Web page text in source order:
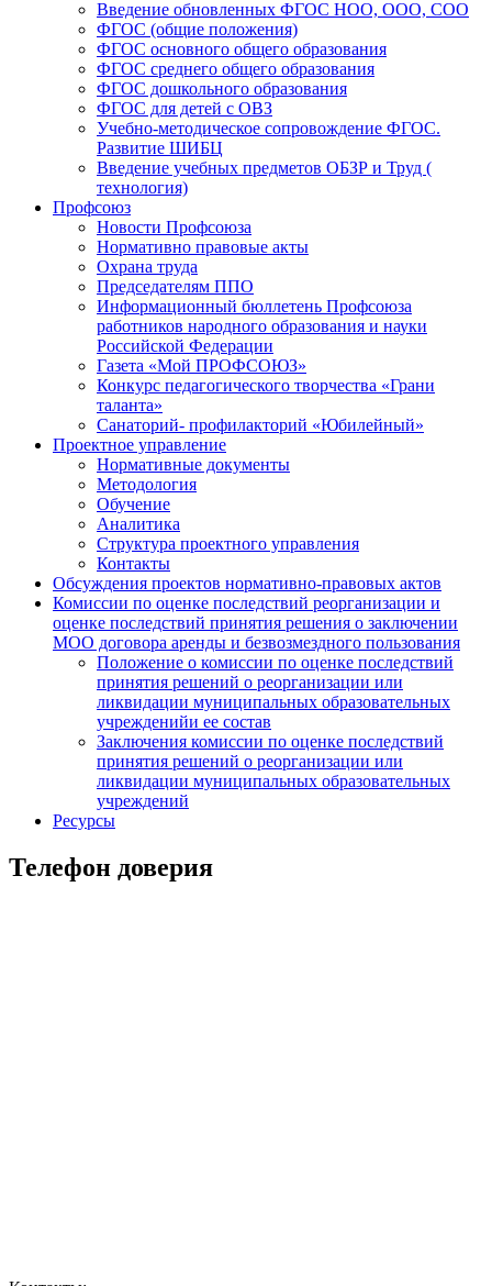
Введение обновленных ФГОС НОО, ООО, СОО
ФГОС (общие положения)
ФГОС основного общего образования
ФГОС среднего общего образования
ФГОС дошкольного образования
ФГОС для детей с ОВЗ
Учебно-методическое сопровождение ФГОС.
Развитие ШИБЦ
Введение учебных предметов ОБЗР и Труд (
технология)
Профсоюз
Новости Профсоюза
Нормативно правовые акты
Охрана труда
Председателям ППО
Информационный бюллетень Профсоюза
работников народного образования и науки
Российской Федерации
Газета «Мой ПРОФСОЮЗ»
Конкурс педагогического творчества «Грани
таланта»
Санаторий- профилакторий «Юбилейный»
Проектное управление
Нормативные документы
Методология
Обучение
Аналитика
Структура проектного управления
Контакты
Обсуждения проектов нормативно-правовых актов
Комиссии по оценке последствий реорганизации и
оценке последствий принятия решения о заключении
МОО договора аренды и безвозмездного пользования
Положение о комиссии по оценке последствий
принятия решений о реорганизации или
ликвидации муниципальных образовательных
учрежденийи ее состав
Заключения комиссии по оценке последствий
принятия решений о реорганизации или
ликвидации муниципальных образовательных
учреждений
Ресурсы
Телефон доверия